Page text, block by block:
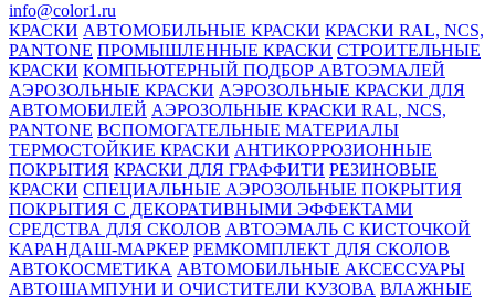
info@color1.ru
КРАСКИ АВТОМОБИЛЬНЫЕ КРАСКИ КРАСКИ RAL, NCS,
PANTONE ПРОМЫШЛЕННЫЕ КРАСКИ СТРОИТЕЛЬНЫЕ
КРАСКИ КОМПЬЮТЕРНЫЙ ПОДБОР АВТОЭМАЛЕЙ
АЭРОЗОЛЬНЫЕ КРАСКИ АЭРОЗОЛЬНЫЕ КРАСКИ ДЛЯ
АВТОМОБИЛЕЙ АЭРОЗОЛЬНЫЕ КРАСКИ RAL, NCS,
PANTONE ВСПОМОГАТЕЛЬНЫЕ МАТЕРИАЛЫ
ТЕРМОСТОЙКИЕ КРАСКИ АНТИКОРРОЗИОННЫЕ
ПОКРЫТИЯ КРАСКИ ДЛЯ ГРАФФИТИ РЕЗИНОВЫЕ
КРАСКИ СПЕЦИАЛЬНЫЕ АЭРОЗОЛЬНЫЕ ПОКРЫТИЯ
ПОКРЫТИЯ С ДЕКОРАТИВНЫМИ ЭФФЕКТАМИ
СРЕДСТВА ДЛЯ СКОЛОВ АВТОЭМАЛЬ С КИСТОЧКОЙ
КАРАНДАШ-МАРКЕР РЕМКОМПЛЕКТ ДЛЯ СКОЛОВ
АВТОКОСМЕТИКА АВТОМОБИЛЬНЫЕ АКСЕССУАРЫ
АВТОШАМПУНИ И ОЧИСТИТЕЛИ КУЗОВА ВЛАЖНЫЕ